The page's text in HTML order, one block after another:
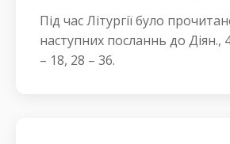
Під час Літургії було
наступних посланнь до Діян.,
– 18, 28 – 36.